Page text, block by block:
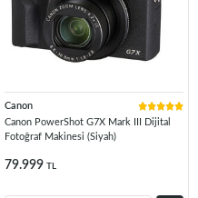
Canon
Canon PowerShot G7X Mark III Dijital
Fotoğraf Makinesi (Siyah)
79.999 TL